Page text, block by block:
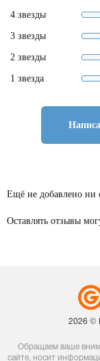
4 звезды
3 звезды
2 звезды
1 звезда
Ещё не добавлено ни
Оставлять отзывы
2026 ©
Обращаем ваше
сайте, носит